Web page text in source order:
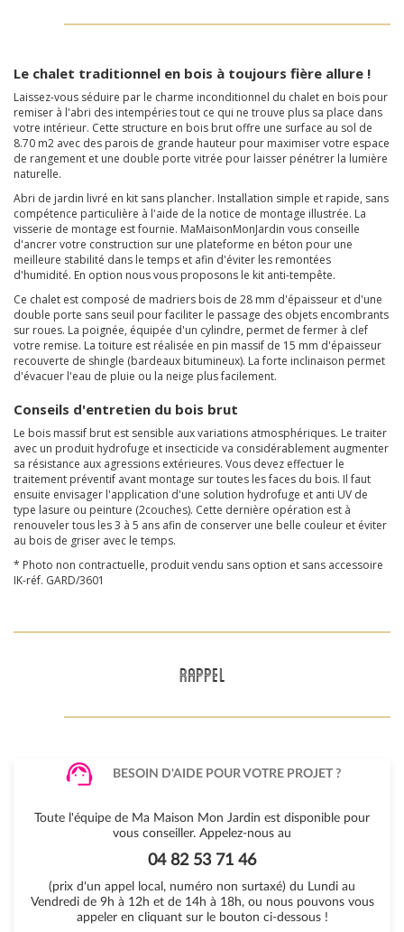
Le chalet traditionnel en bois à toujours fière allure !
Laissez-vous séduire par le charme inconditionnel du chalet en bois pour
remiser à l'abri des intempéries tout ce qui ne trouve plus sa place dans
votre intérieur. Cette structure en bois brut offre une surface au sol de
8.70 m2 avec des parois de grande hauteur pour maximiser votre espace
de rangement et une double porte vitrée pour laisser pénétrer la lumière
naturelle.
Abri de jardin livré en kit sans plancher. Installation simple et rapide, sans
compétence particulière à l'aide de la notice de montage illustrée. La
visserie de montage est fournie. MaMaisonMonJardin vous conseille
d'ancrer votre construction sur une plateforme en béton pour une
meilleure stabilité dans le temps et afin d'éviter les remontées
d'humidité. En option nous vous proposons le kit anti-tempête.
Ce chalet est composé de madriers bois de 28 mm d'épaisseur et d'une
double porte sans seuil pour faciliter le passage des objets encombrants
sur roues. La poignée, équipée d'un cylindre, permet de fermer à clef
votre remise. La toiture est réalisée en pin massif de 15 mm d'épaisseur
recouverte de shingle (bardeaux bitumineux). La forte inclinaison permet
d'évacuer l'eau de pluie ou la neige plus facilement.
Conseils d'entretien du bois brut
Le bois massif brut est sensible aux variations atmosphériques. Le traiter
avec un produit hydrofuge et insecticide va considérablement augmenter
sa résistance aux agressions extérieures. Vous devez effectuer le
traitement préventif avant montage sur toutes les faces du bois. Il faut
ensuite envisager l'application d'une solution hydrofuge et anti UV de
type lasure ou peinture (2couches). Cette dernière opération est à
renouveler tous les 3 à 5 ans afin de conserver une belle couleur et éviter
au bois de griser avec le temps.
* Photo non contractuelle, produit vendu sans option et sans accessoire
IK-réf. GARD/3601
RAPPEL
BESOIN D'AIDE POUR VOTRE PROJET ?
Toute l'équipe de Ma Maison Mon Jardin est disponible pour
vous conseiller. Appelez-nous au
04 82 53 71 46
(prix d'un appel local, numéro non surtaxé) du Lundi au
Vendredi de 9h à 12h et de 14h à 18h, ou nous pouvons vous
appeler en cliquant sur le bouton ci-dessous !